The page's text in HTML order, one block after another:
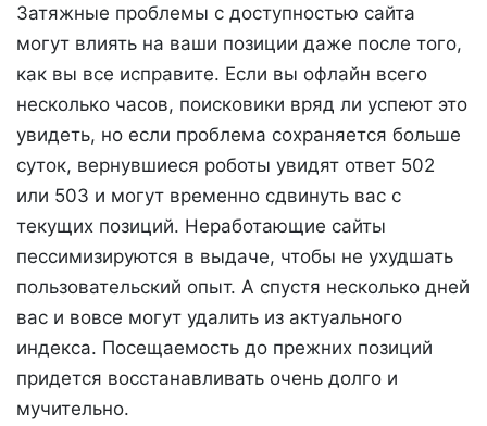
Затяжные проблемы с доступностью сайта
могут влиять на ваши позиции даже после того,
как вы все исправите. Если вы офлайн всего
несколько часов, поисковики вряд ли успеют это
увидеть, но если проблема сохраняется больше
суток, вернувшиеся роботы увидят ответ 502
или 503 и могут временно сдвинуть вас с
текущих позиций. Неработающие сайты
пессимизируются в выдаче, чтобы не ухудшать
пользовательский опыт. А спустя несколько дней
вас и вовсе могут удалить из актуального
индекса. Посещаемость до прежних позиций
придется восстанавливать очень долго и
мучительно.